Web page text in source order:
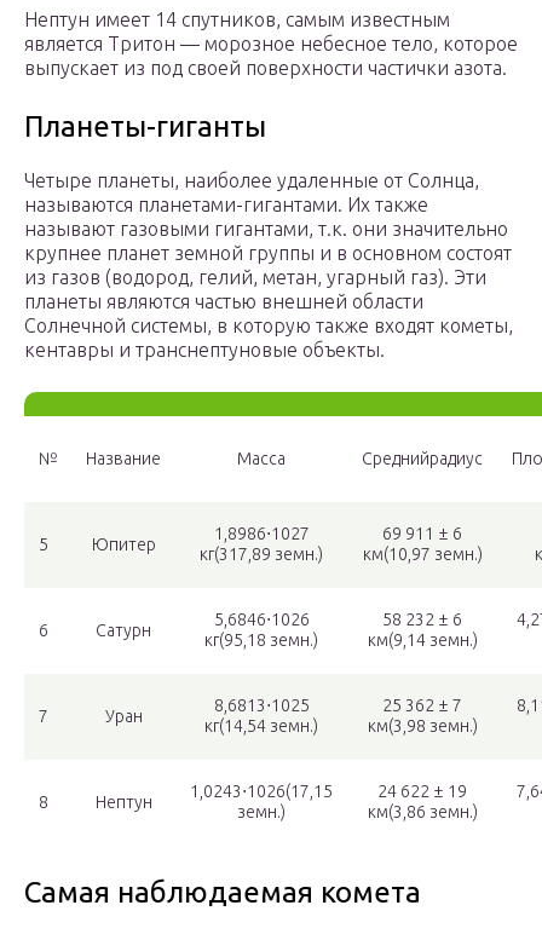
Нептун имеет 14 спутников, самым известным
является Тритон — морозное небесное тело, которое
выпускает из под своей поверхности частички азота.
Планеты-гиганты
Четыре планеты, наиболее удаленные от Солнца,
называются планетами-гигантами. Их также
называют газовыми гигантами, т.к. они значительно
крупнее планет земной группы и в основном состоят
из газов (водород, гелий, метан, угарный газ). Эти
планеты являются частью внешней области
Солнечной системы, в которую также входят кометы,
кентавры и транснептуновые объекты.
№ Название Масса Среднийрадиус
5 Юпитер
1,8986⋅1027
кг(317,89 земн.)
69 911 ± 6
км(10,97 земн.)
6 Сатурн
5,6846⋅1026
кг(95,18 земн.)
58 232 ± 6
км(9,14 земн.)
7 Уран
8,6813⋅1025
кг(14,54 земн.)
25 362 ± 7
км(3,98 земн.)
8 Нептун
1,0243⋅1026(17,15
земн.)
24 622 ± 19
км(3,86 земн.)
Самая наблюдаемая комета